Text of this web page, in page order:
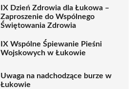
IX Dzień Zdrowia dla Łukowa –
Zaproszenie do Wspólnego
Świętowania Zdrowia
IX Wspólne Śpiewanie Pieśni
Wojskowych w Łukowie
Uwaga na nadchodzące burze w
Łukowie